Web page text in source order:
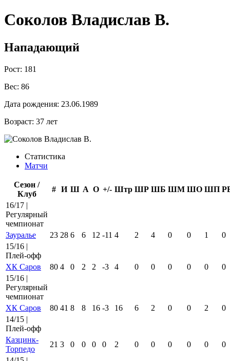
Соколов Владислав В.
Нападающий
Рост: 181
Вес: 86
Дата рождения: 23.06.1989
Возраст: 37 лет
Статистика
Матчи
Сезон /
Клуб
# И Ш А О +/- Штр ШР ШБ ШМ ШО ШП
16/17 |
Регулярный
чемпионат
Зауралье
23 28 6 6 12 -11 4 2 4 0 0 1
0
15/16 |
Плей-офф
ХК Саров
80 4 0 2 2 -3 4 0 0 0 0 0
0
15/16 |
Регулярный
чемпионат
ХК Саров
80 41 8 8 16 -3 16 6 2 0 0 2
0
14/15 |
Плей-офф
Казцинк-
Торпедо
21 3 0 0 0 0 2 0 0 0 0 0
0